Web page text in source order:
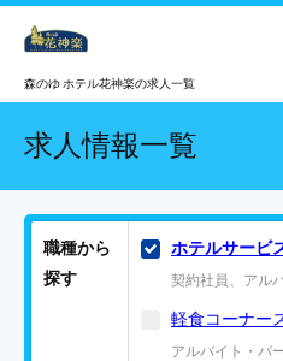
森のゆ ホテル花神楽の求人一覧
求人情報一覧
職種から
探す
ホテルサービ
契約社員、アル
軽食コーナー
アルバイト・パ